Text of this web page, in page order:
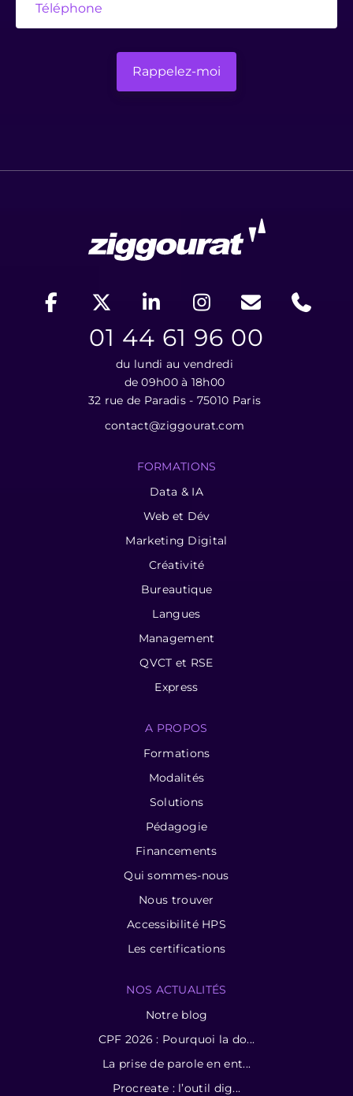
01 44 61 96 00
du lundi au vendredi
de 09h00 à 18h00
32 rue de Paradis - 75010 Paris
contact@ziggourat.com
FORMATIONS
Data & IA
Web et Dév
Marketing Digital
Créativité
Bureautique
Langues
Management
QVCT et RSE
Express
A PROPOS
Formations
Modalités
Solutions
Pédagogie
Financements
Qui sommes-nous
Nous trouver
Accessibilité HPS
Les certifications
NOS ACTUALITÉS
Notre blog
CPF 2026 : Pourquoi la do...
La prise de parole en ent...
Procreate : l’outil dig...